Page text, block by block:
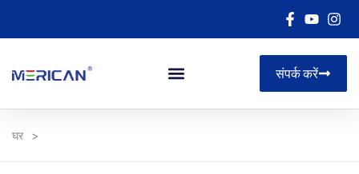
संपर्क करें
घर >